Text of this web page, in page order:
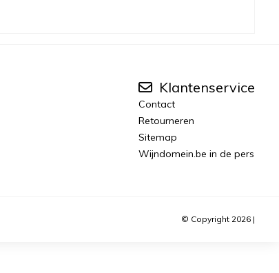
Klantenservice
Contact
Retourneren
Sitemap
Wijndomein.be in de pers
© Copyright 2026 |